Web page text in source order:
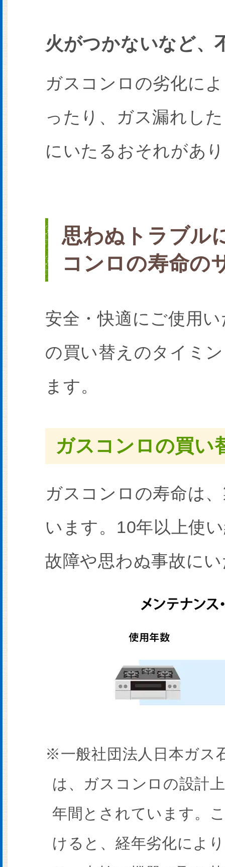
火がつかないなど、
ガスコンロの劣化に
ったり、ガス漏れし
にいたるおそれがあ
思わぬトラブル
コンロの寿命の
安全・快適にご使用
の買い替えのタイミ
ます。
ガスコンロの買い
ガスコンロの寿命は
います。10年以上使
故障や思わぬ事故に
※一般社団法人日本ガス
は、ガスコンロの設計
年間とされています。
けると、経年劣化によ